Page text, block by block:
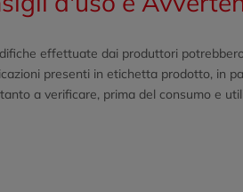
effettuate dai produttori
presenti in etichetta prodotto, in
a verificare, prima del consumo e